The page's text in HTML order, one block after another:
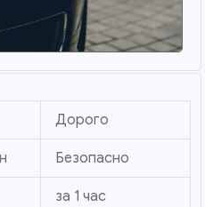
Дорого
Безопасно
за 1 час